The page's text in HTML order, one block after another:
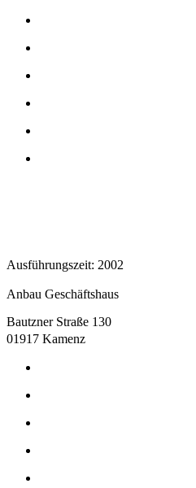
Ausführungszeit: 2002
Anbau Geschäftshaus
Bautzner Straße 130
01917 Kamenz